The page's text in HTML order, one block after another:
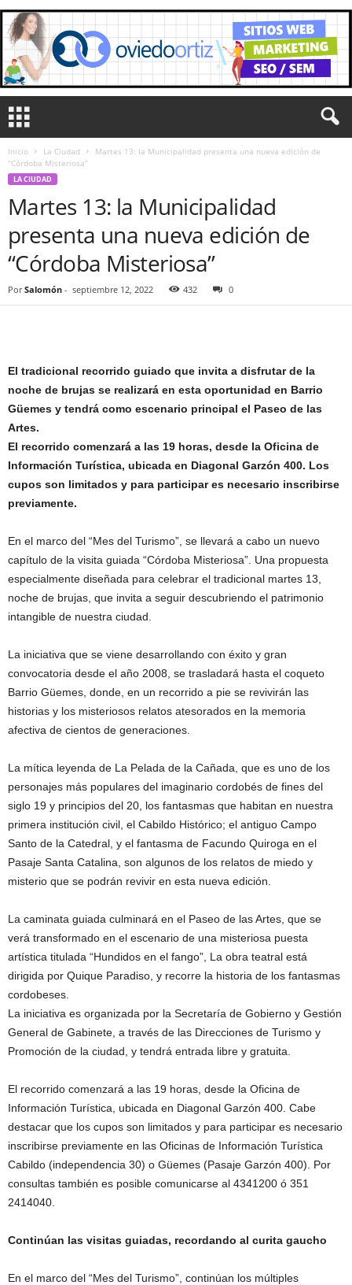
Inicio La Ciudad
Martes 13: la Municipalidad presenta una nueva edición de
“Córdoba Misteriosa”
LA CIUDAD
Martes 13: la Municipalidad
presenta una nueva edición de
“Córdoba Misteriosa”
Por Salomón - septiembre 12, 2022 432 0
El tradicional recorrido guiado que invita a disfrutar de la
noche de brujas se realizará en esta oportunidad en Barrio
Güemes y tendrá como escenario principal el Paseo de las
Artes.
El recorrido comenzará a las 19 horas, desde la Oficina de
Información Turística, ubicada en Diagonal Garzón 400. Los
cupos son limitados y para participar es necesario inscribirse
previamente.
En el marco del “Mes del Turismo”, se llevará a cabo un nuevo
capítulo de la visita guiada “Córdoba Misteriosa”. Una propuesta
especialmente diseñada para celebrar el tradicional martes 13,
noche de brujas, que invita a seguir descubriendo el patrimonio
intangible de nuestra ciudad.
La iniciativa que se viene desarrollando con éxito y gran
convocatoria desde el año 2008, se trasladará hasta el coqueto
Barrio Güemes, donde, en un recorrido a pie se revivirán las
historias y los misteriosos relatos atesorados en la memoria
afectiva de cientos de generaciones.
La mítica leyenda de La Pelada de la Cañada, que es uno de los
personajes más populares del imaginario cordobés de fines del
siglo 19 y principios del 20, los fantasmas que habitan en nuestra
primera institución civil, el Cabildo Histórico; el antiguo Campo
Santo de la Catedral, y el fantasma de Facundo Quiroga en el
Pasaje Santa Catalina, son algunos de los relatos de miedo y
misterio que se podrán revivir en esta nueva edición.
La caminata guiada culminará en el Paseo de las Artes, que se
verá transformado en el escenario de una misteriosa puesta
artística titulada “Hundidos en el fango”, La obra teatral está
dirigida por Quique Paradiso, y recorre la historia de los fantasmas
cordobeses.
La iniciativa es organizada por la Secretaría de Gobierno y Gestión
General de Gabinete, a través de las Direcciones de Turismo y
Promoción de la ciudad, y tendrá entrada libre y gratuita.
El recorrido comenzará a las 19 horas, desde la Oficina de
Información Turística, ubicada en Diagonal Garzón 400. Cabe
destacar que los cupos son limitados y para participar es necesario
inscribirse previamente en las Oficinas de Información Turística
Cabildo (independencia 30) o Güemes (Pasaje Garzón 400). Por
consultas también es posible comunicarse al 4341200 ó 351
2414040.
Continúan las visitas guiadas, recordando al curita gaucho
En el marco del “Mes del Turismo”, continúan los múltiples